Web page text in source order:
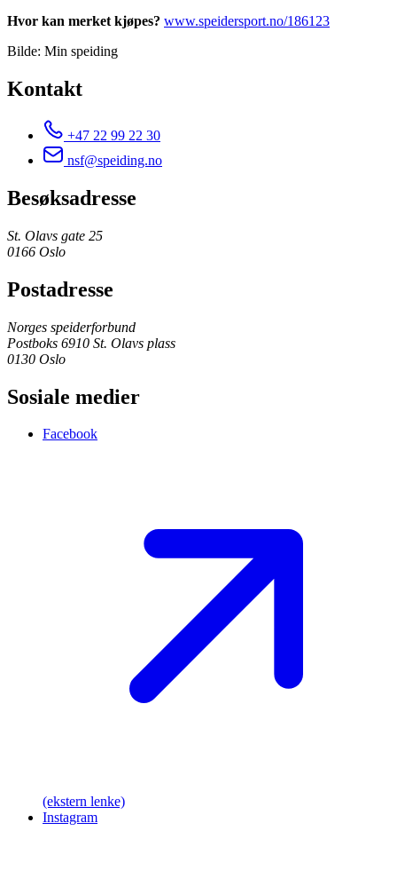
Hvor kan merket kjøpes? www.speidersport.no/186123
Bilde: Min speiding
Kontakt
+47 22 99 22 30
nsf@speiding.no
Besøksadresse
St. Olavs gate 25
0166 Oslo
Postadresse
Norges speiderforbund
Postboks 6910 St. Olavs plass
0130 Oslo
Sosiale medier
Facebook
(ekstern lenke)
Instagram